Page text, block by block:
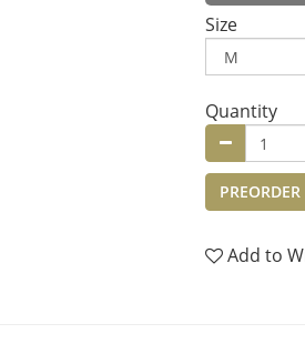
Size
Quantity
Add to